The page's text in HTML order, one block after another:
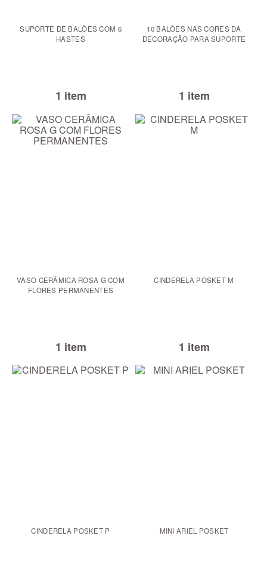
SUPORTE DE BALÕES COM 6
HASTES
1 item
10 BALÕES NAS CORES DA
DECORAÇÃO PARA SUPORTE
1 item
VASO CERÂMICA ROSA G COM
FLORES PERMANENTES
1 item
CINDERELA POSKET M
1 item
CINDERELA POSKET P MINI ARIEL POSKET